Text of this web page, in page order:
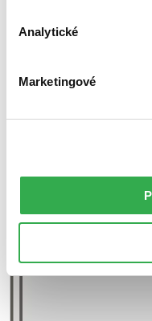
Analytické
Marketingové